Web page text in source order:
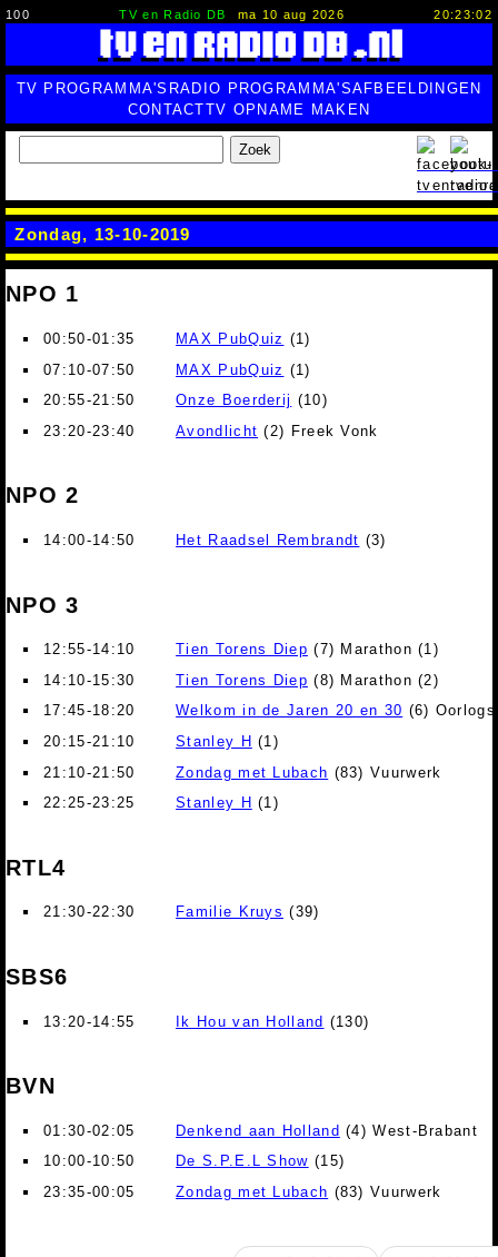
100 TV en Radio DB ma 10 aug 2026 20:23:03
TV PROGRAMMA'S RADIO PROGRAMMA'SAFBEELDINGEN
CONTACTTV OPNAME MAKEN
Zoek
Zondag, 13-10-2019
NPO 1
00:50-01:35 MAX PubQuiz (1)
07:10-07:50
MAX PubQuiz (1)
20:55-21:50
Onze Boerderij (10)
23:20-23:40
Avondlicht (2) Freek Vonk
NPO 2
14:00-14:50 Het Raadsel Rembrandt (3)
NPO 3
12:55-14:10 Tien Torens Diep (7) Marathon (1)
14:10-15:30
Tien Torens Diep (8) Marathon (2)
17:45-18:20
Welkom in de Jaren 20 en 30 (6)
20:15-21:10
Stanley H (1)
21:10-21:50
Zondag met Lubach (83) Vuurwerk
22:25-23:25
Stanley H (1)
RTL4
21:30-22:30 Familie Kruys (39)
SBS6
13:20-14:55 Ik Hou van Holland (130)
BVN
01:30-02:05 Denkend aan Holland (4) West-Brabant
10:00-10:50
De S.P.E.L Show (15)
23:35-00:05
Zondag met Lubach (83) Vuurwerk